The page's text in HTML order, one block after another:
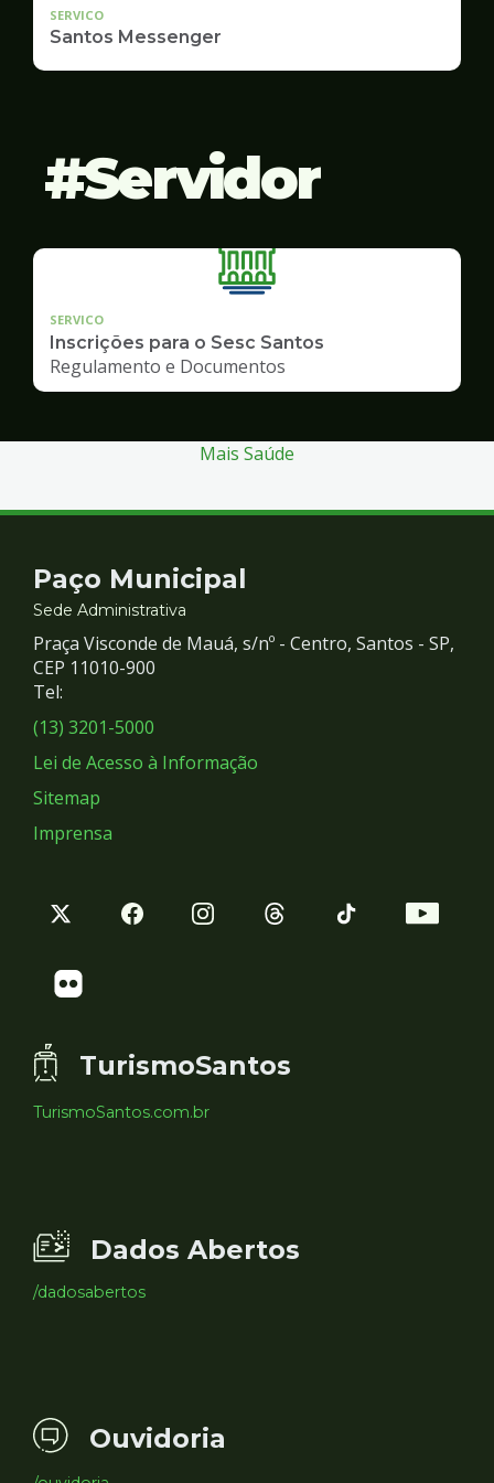
SERVICO
Santos Messenger
Servidor
SERVICO
Inscrições para o Sesc Santos
Regulamento e Documentos
Mais Saúde
Contato
e
Redes
Sociais
Paço Municipal
Sede Administrativa
Praça Visconde de Mauá, s/nº - Centro, Santos - SP,
CEP 11010-900
Tel:
(13) 3201-5000
Lei de Acesso à Informação
Sitemap
Imprensa
TurismoSantos
TurismoSantos.com.br
Dados Abertos
/dadosabertos
Ouvidoria